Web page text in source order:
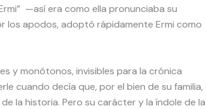
—así era como ella pronunciaba su
los apodos, adoptó rápidamente Ermi como
y monótonos, invisibles para la crónica
cuando decía que, por el bien de su familia,
la historia. Pero su carácter y la índole de la